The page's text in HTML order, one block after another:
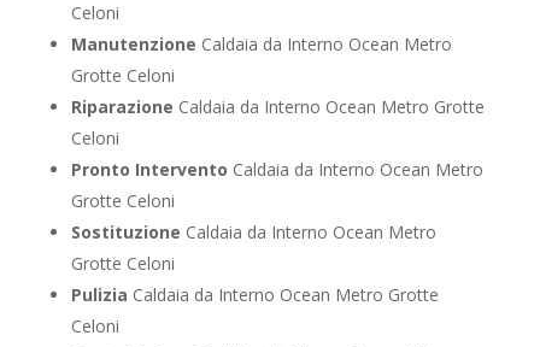
Celoni
Manutenzione Caldaia da Interno Ocean Metro
Grotte Celoni
Riparazione Caldaia da Interno Ocean Metro Grotte
Celoni
Pronto Intervento Caldaia da Interno Ocean Metro
Grotte Celoni
Sostituzione Caldaia da Interno Ocean Metro
Grotte Celoni
Pulizia Caldaia da Interno Ocean Metro Grotte
Celoni